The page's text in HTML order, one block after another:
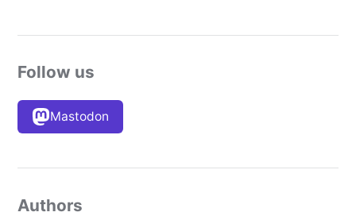
Follow us
Mastodon
Authors